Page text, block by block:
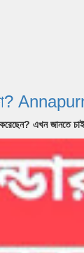
টাকা?
এখন জানতে